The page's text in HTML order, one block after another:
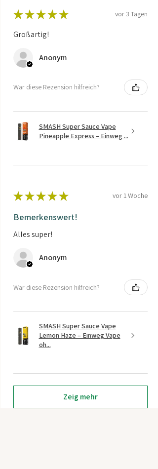
★ ★ ★ ★ ★ vor 3 Tagen
Großartig!
Anonym
War diese Rezension hilfreich?
SMASH Super Sauce Vape
Pineapple Express – Einweg ...
★ ★ ★ ★ ★ vor 1 Woche
Bemerkenswert!
Alles super!
Anonym
War diese Rezension hilfreich?
SMASH Super Sauce Vape
Lemon Haze – Einweg Vape
oh...
Zeig mehr